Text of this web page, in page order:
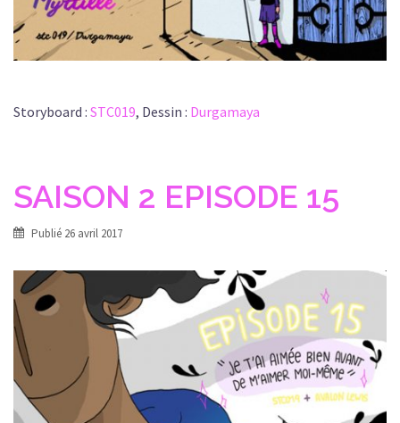
Storyboard : STC019, Dessin : Durgamaya
SAISON 2 EPISODE 15
Publié 26 avril 2017